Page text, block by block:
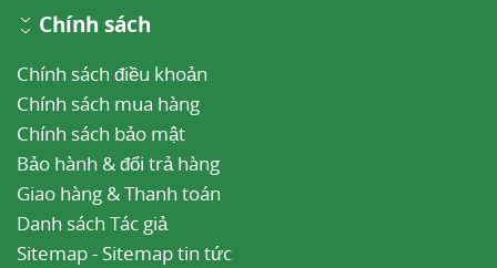
Chính sách
Chính sách điều khoản
Chính sách mua hàng
Chính sách bảo mật
Bảo hành & đổi trả hàng
Giao hàng & Thanh toán
Danh sách Tác giả
Sitemap- Sitemap tin tức